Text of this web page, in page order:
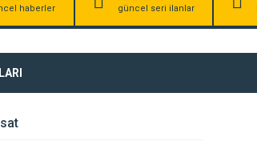
haberler güncel seri ilanlar